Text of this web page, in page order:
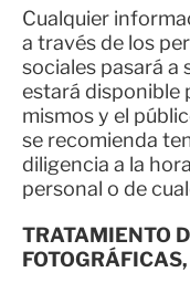
Cualquier
a través de los
sociales pasará a
estará disponible
mismos y el
se recomienda
diligencia a la
personal o de
TRATAMIENTO